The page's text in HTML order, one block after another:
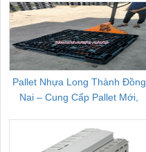
Pallet Nhựa Long Thành Đồng
Nai – Cung Cấp Pallet Mới,